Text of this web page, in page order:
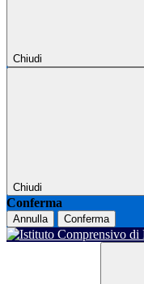
Chiudi
Chiudi
Conferma
Annulla Conferma